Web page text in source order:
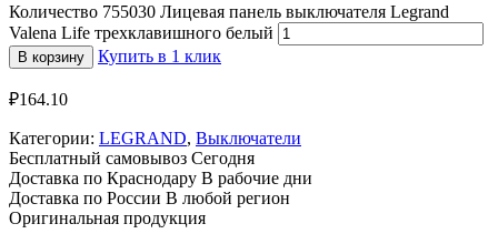
Количество 755030 Лицевая панель выключателя Legrand
Valena Life трехклавишного белый
В корзину Купить в 1 клик
₽164.10
Категории: LEGRAND, Выключатели
Бесплатный самовывоз Сегодня
Доставка по Краснодару В рабочие дни
Доставка по России В любой регион
Оригинальная продукция